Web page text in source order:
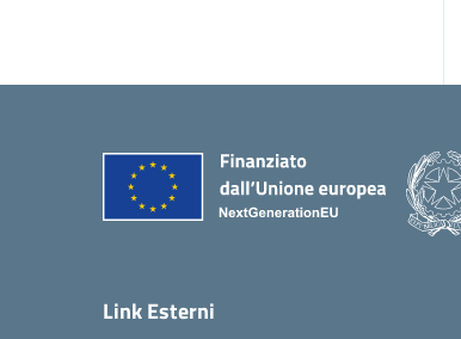
Link Esterni